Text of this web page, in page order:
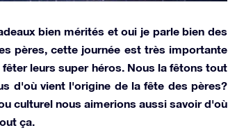
bien mérités et oui je parle bien des
pères, cette journée est très importante
leurs super héros. Nous la fêtons tout
d'où vient l'origine de la fête des pères?
culturel nous aimerions aussi savoir d'où
ça.